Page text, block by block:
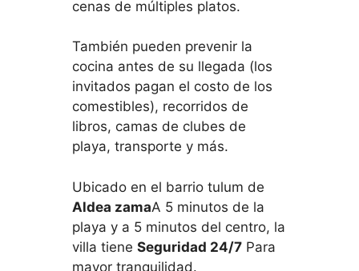
cenas de múltiples platos.
También pueden prevenir la
cocina antes de su llegada (los
invitados pagan el costo de los
comestibles), recorridos de
libros, camas de clubes de
playa, transporte y más.
Ubicado en el barrio tulum de
Aldea zamaA 5 minutos de la
playa y a 5 minutos del centro, la
villa tiene Seguridad 24/7 Para
mayor tranquilidad.